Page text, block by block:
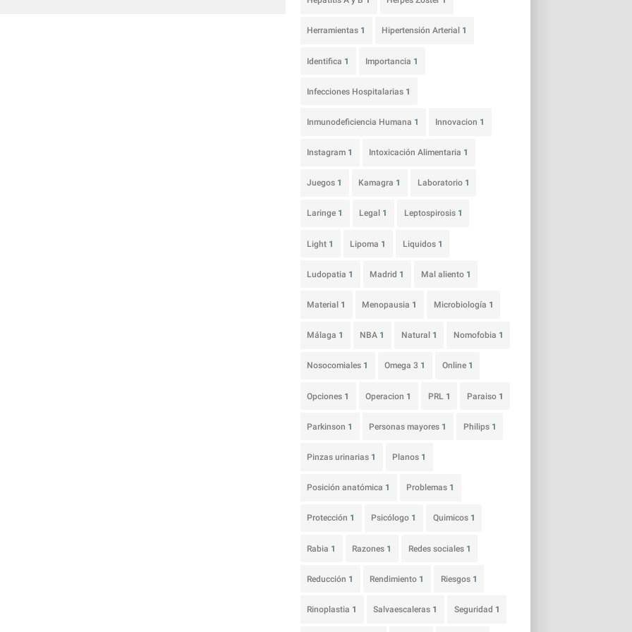
Herramientas 1 Hipertensión Arterial 1
Identifica 1 Importancia 1
Infecciones Hospitalarias 1
Inmunodeficiencia Humana 1 Innovacion 1
Instagram 1 Intoxicación Alimentaria 1
Juegos 1 Kamagra 1 Laboratorio 1
Laringe 1 Legal 1 Leptospirosis 1
Light 1 Lipoma 1 Liquidos 1
Ludopatia 1 Madrid 1 Mal aliento 1
Material 1 Menopausia 1 Microbiología 1
Málaga 1 NBA 1 Natural 1 Nomofobia 1
Nosocomiales 1 Omega 3 1 Online 1
Opciones 1 Operacion 1 PRL 1 Paraiso 1
Parkinson 1 Personas mayores 1 Philips 1
Pinzas urinarias 1 Planos 1
Posición anatómica 1 Problemas 1
Protección 1 Psicólogo 1 Quimicos 1
Rabia 1 Razones 1 Redes sociales 1
Reducción 1 Rendimiento 1 Riesgos 1
Rinoplastia 1 Salvaescaleras 1 Seguridad 1